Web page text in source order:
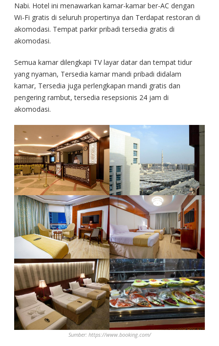
Nabi. Hotel ini menawarkan kamar-kamar ber-AC dengan
Wi-Fi gratis di seluruh propertinya dan Terdapat restoran di
akomodasi. Tempat parkir pribadi tersedia gratis di
akomodasi.
Semua kamar dilengkapi TV layar datar dan tempat tidur
yang nyaman, Tersedia kamar mandi pribadi didalam
kamar, Tersedia juga perlengkapan mandi gratis dan
pengering rambut, tersedia resepsionis 24 jam di
akomodasi.
Sumber: https://www.booking.com/